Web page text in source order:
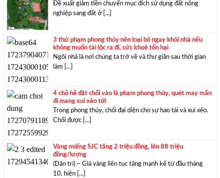
Đề xuất giảm tiền chuyển mục đích sử dụng đất nông
nghiệp sang đất ở [...]
3 thứ phạm phong thủy nên loại bỏ ngay khỏi nhà nếu
không muốn tài lộc ra đi, sức khoẻ tổn hại
Ngôi nhà là nơi chúng ta trở về và thư giãn sau thời gian
làm [...]
4 chỗ hễ đặt chổi vào là phạm phong thủy, quét may mắn
đi mang xui xẻo tới
Trong phong thủy, chổi đại diện cho sự hao tài và xui xẻo.
Chổi được [...]
Vàng miếng SJC tăng 2 triệu đồng, lên 88 triệu
đồng/lượng
(Dân trí) – Giá vàng liên tục tăng mạnh kể từ đầu tháng
10, hiện [...]